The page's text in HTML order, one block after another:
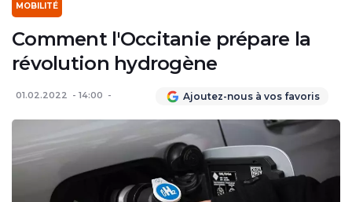
MOBILITÉ
Comment l'Occitanie prépare la
révolution hydrogène
01.02.2022 14:00 Ajoutez-nous à vos favoris